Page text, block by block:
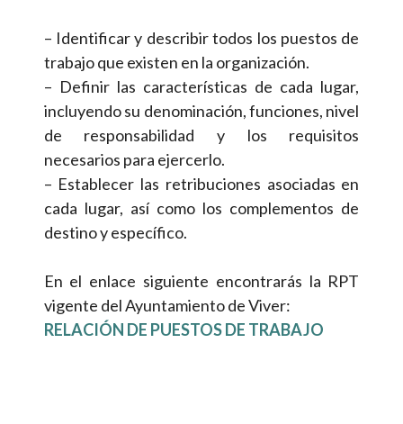
– Identificar y describir todos los puestos de
trabajo que existen en la organización.
– Definir las características de cada lugar,
incluyendo su denominación, funciones, nivel
de responsabilidad y los requisitos
necesarios para ejercerlo.
– Establecer las retribuciones asociadas en
cada lugar, así como los complementos de
destino y específico.
En el enlace siguiente encontrarás la RPT
vigente del Ayuntamiento de Viver:
RELACIÓN DE PUESTOS DE TRABAJO